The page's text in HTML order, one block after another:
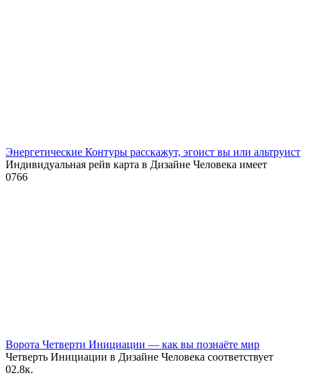
Энергетические Контуры расскажут, эгоист вы или альтруист
Индивидуальная рейв карта в Дизайне Человека имеет
0766
Ворота Четверти Инициации — как вы познаёте мир
Четверть Инициации в Дизайне Человека соответствует
02.8к.